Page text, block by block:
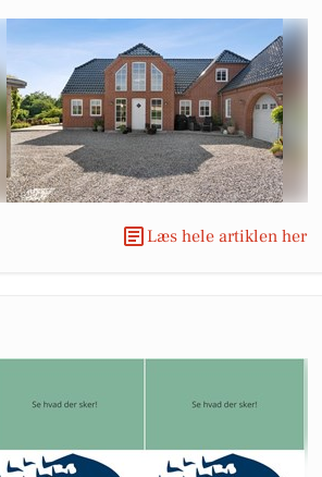
Læs hele artiklen her